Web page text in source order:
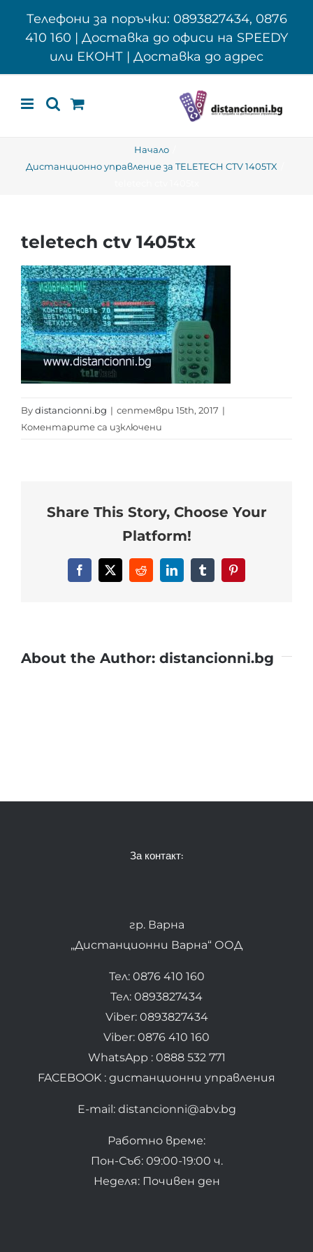
Телефони за поръчки: 0893827434, 0876
410 160 | Доставка до офиси на SPEEDY
или ЕКОНТ | Доставка до адрес
Начало
Дистанционно управление за TELETECH CTV 1405TX
teletech ctv 1405tx
Bydistancionni.bg | септември 15th, 2017 |
Коментарите са изключени
Share This Story, Choose Your
Platform!
Facebook
X RedditLinkedInTumblrPinterest
About the Author: distancionni.bg
За контакт:
гр. Варна
„Дистанционни Варна“ ООД
Тел: 0876 410 160
Тел: 0893827434
Viber: 0893827434
Viber: 0876 410 160
WhatsApp : 0888 532 771
FACEBOOK : дистанционни управления
E-mail: distancionni@abv.bg
Работно време:
Пон-Съб: 09:00-19:00 ч.
Неделя: Почивен ден